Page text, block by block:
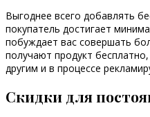
Выгоднее всего добавлять
покупатель достигает
побуждает вас совершать
получают продукт
другим и в процессе
Скидки для